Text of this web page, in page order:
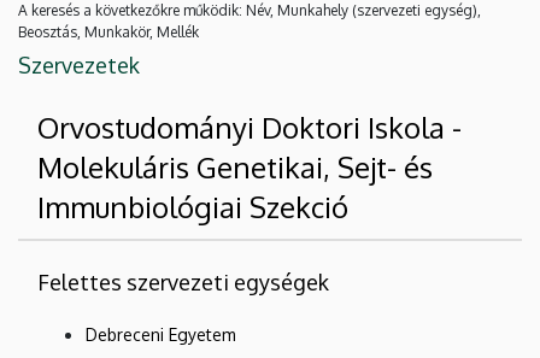
A keresés a következőkre működik: Név, Munkahely (szervezeti egység),
Beosztás, Munkakör, Mellék
Szervezetek
Orvostudományi Doktori Iskola -
Molekuláris Genetikai, Sejt- és
Immunbiológiai Szekció
Felettes szervezeti egységek
Debreceni Egyetem